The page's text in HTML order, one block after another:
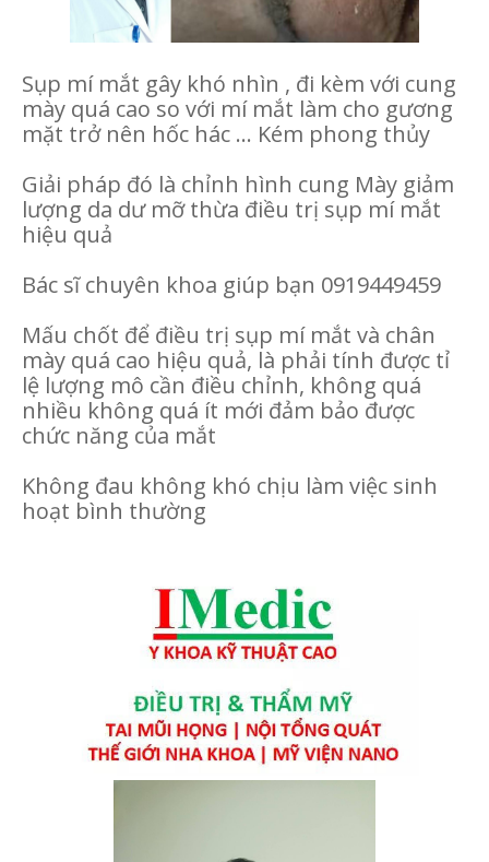
Sụp mí mắt gây khó nhìn , đi kèm với cung
mày quá cao so với mí mắt làm cho gương
mặt trở nên hốc hác ... Kém phong thủy
Giải pháp đó là chỉnh hình cung Mày giảm
lượng da dư mỡ thừa điều trị sụp mí mắt
hiệu quả
Bác sĩ chuyên khoa giúp bạn 0919449459
Mấu chốt để điều trị sụp mí mắt và chân
mày quá cao hiệu quả, là phải tính được tỉ
lệ lượng mô cần điều chỉnh, không quá
nhiều không quá ít mới đảm bảo được
chức năng của mắt
Không đau không khó chịu làm việc sinh
hoạt bình thường